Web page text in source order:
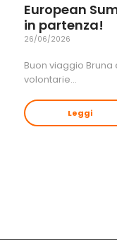
European
in partenza!
26/06/2026
Buon viaggio
volontarie…
Leggi